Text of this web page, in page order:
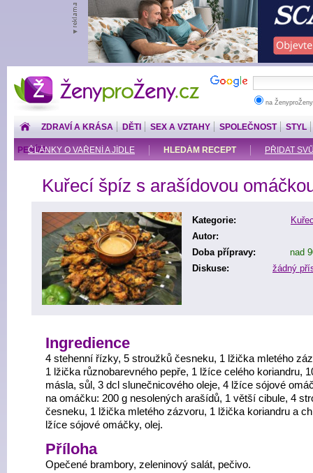
ŽenyproŽeny.cz
na
ZDRAVÍ A KRÁSA DĚTI SEX A VZTAHY SPOLEČNOST STYL
ČLÁNKY O VAŘENÍ A JÍDLE HLEDÁM RECEPT PŘIDAT
PENÍZE
Kuřecí špíz s arašídovou
Kategorie:
Autor:
Doba přípravy:
nad
Diskuse:
žádný
Ingredience
4 stehenní řízky, 5 stroužků česneku, 1 lžička mletého
1 lžička různobarevného pepře, 1 lžíce celého koriandru,
másla, sůl, 3 dcl slunečnicového oleje, 4 lžíce sójové
na omáčku: 200 g nesolených arašídů, 1 větší cibule, 4
česneku, 1 lžička mletého zázvoru, 1 lžička koriandru a
lžíce sójové omáčky, olej.
Příloha
Opečené brambory, zeleninový salát, pečivo.